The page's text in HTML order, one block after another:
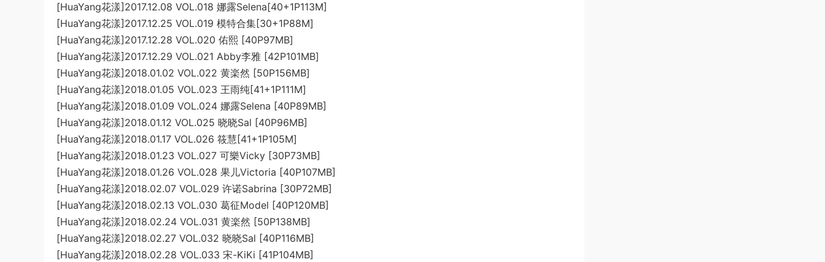
[HuaYang花漾]2017.12.08 VOL.018 娜露Selena[40+1P113M]
[HuaYang花漾]2017.12.25 VOL.019 模特合集[30+1P88M]
[HuaYang花漾]2017.12.28 VOL.020 佑熙 [40P97MB]
[HuaYang花漾]2017.12.29 VOL.021 Abby李雅 [42P101MB]
[HuaYang花漾]2018.01.02 VOL.022 黄楽然 [50P156MB]
[HuaYang花漾]2018.01.05 VOL.023 王雨纯[41+1P111M]
[HuaYang花漾]2018.01.09 VOL.024 娜露Selena [40P89MB]
[HuaYang花漾]2018.01.12 VOL.025 晓晓Sal [40P96MB]
[HuaYang花漾]2018.01.17 VOL.026 筱慧[41+1P105M]
[HuaYang花漾]2018.01.23 VOL.027 可樂Vicky [30P73MB]
[HuaYang花漾]2018.01.26 VOL.028 果儿Victoria [40P107MB]
[HuaYang花漾]2018.02.07 VOL.029 许诺Sabrina [30P72MB]
[HuaYang花漾]2018.02.13 VOL.030 葛征Model [40P120MB]
[HuaYang花漾]2018.02.24 VOL.031 黄楽然 [50P138MB]
[HuaYang花漾]2018.02.27 VOL.032 晓晓Sal [40P116MB]
[HuaYang花漾]2018.02.28 VOL.033 宋-KiKi [41P104MB]